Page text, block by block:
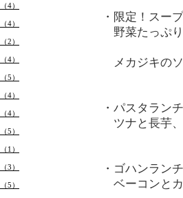
・限定！スー
野菜たっぷ
メカジキの
・パスタランチ
ツナと長芋
・ゴハンランチ
ベーコンと
4）
4）
2）
4）
5）
4）
4）
5）
1）
3）
5）